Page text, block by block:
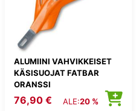
ALUMIINI VAHVIKKEISET
KÄSISUOJAT FATBAR
ORANSSI
76,90 € ALE:20 %